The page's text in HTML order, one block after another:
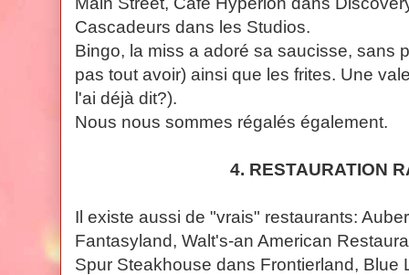
Cascadeurs dans les Studios.
Bingo, la miss a adoré sa saucisse, sans
pas tout avoir) ainsi que les frites. Une
l'ai déjà dit?).
Nous nous sommes régalés également.
4. RESTAURATION
Il existe aussi de "vrais" restaurants:
Fantasyland, Walt's-an American
Spur Steakhouse dans Frontierland, Blue